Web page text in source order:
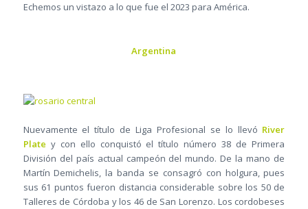
Echemos un vistazo a lo que fue el 2023 para América.
Argentina
Nuevamente el título de Liga Profesional se lo llevó River
Plate y con ello conquistó el título número 38 de Primera
División del país actual campeón del mundo. De la mano de
Martín Demichelis, la banda se consagró con holgura, pues
sus 61 puntos fueron distancia considerable sobre los 50 de
Talleres de Córdoba y los 46 de San Lorenzo. Los cordobeses